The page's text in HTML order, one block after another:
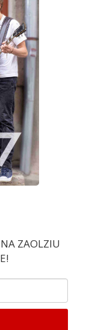
ZAOLZIU